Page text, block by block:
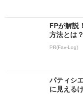
FPが解説
方法とは？
PR(Fav-Log)
パティシ
に見える